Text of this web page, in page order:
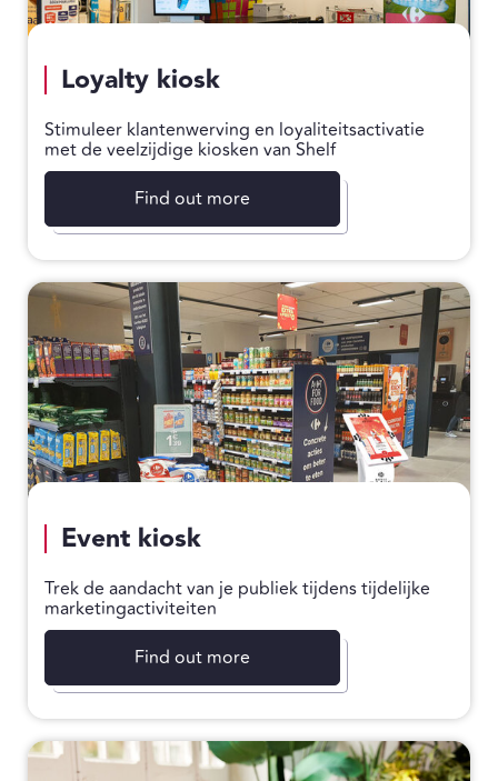
Loyalty kiosk
Stimuleer klantenwerving en loyaliteitsactivatie
met de veelzijdige kiosken van Shelf
Find out more
Event kiosk
Trek de aandacht van je publiek tijdens tijdelijke
marketingactiviteiten
Find out more